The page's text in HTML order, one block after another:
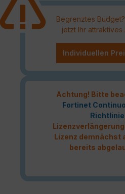
Begrenztes
jetzt Ihr attraktives
Individuellen
Achtung! Bitte
Fortinet
Richtlinie
Lizenz demnächst
bereits